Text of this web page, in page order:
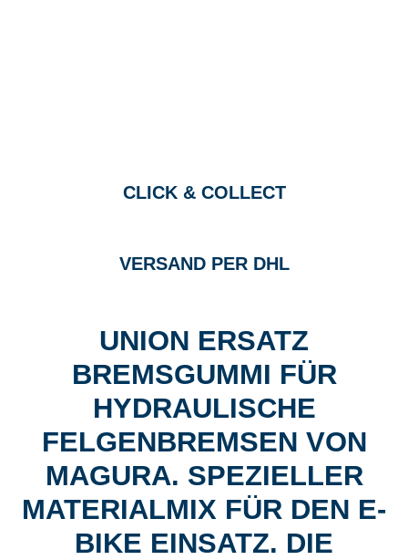
CLICK & COLLECT
VERSAND PER DHL
UNION ERSATZ
BREMSGUMMI FÜR
HYDRAULISCHE
FELGENBREMSEN VON
MAGURA. SPEZIELLER
MATERIALMIX FÜR DEN E-
BIKE EINSATZ. DIE